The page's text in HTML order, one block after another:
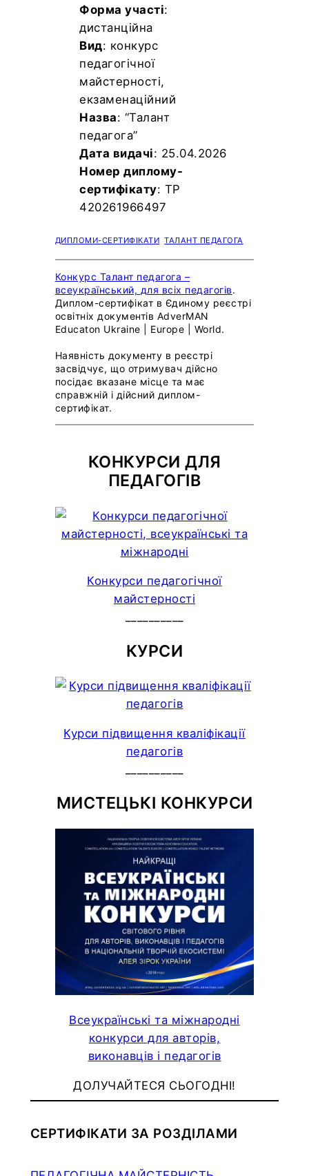
Форма участі:
дистанційна
Вид: конкурс
педагогічної
майстерності,
екзаменаційний
Назва: “Талант
педагога”
Дата видачі: 25.04.2026
Номер диплому-
сертифікату: TP
420261966497
ДИПЛОМИ-СЕРТИФІКАТИ ТАЛАНТ ПЕДАГОГА
Конкурс Талант педагога –
всеукраїнський, для всіх педагогів.
Диплом-сертифікат в Єдиному реєстрі
освітніх документів AdverMAN
Educaton Ukraine | Europe | World.
Наявність документу в реєстрі
засвідчує, що отримувач дійсно
посідає вказане місце та має
справжній і дійсний диплом-
сертифікат.
КОНКУРСИ ДЛЯ
ПЕДАГОГІВ
Конкурси педагогічної
майстерності
КУРСИ
Курси підвищення кваліфікації
педагогів
МИСТЕЦЬКІ КОНКУРСИ
Всеукраїнські та міжнародні
конкурси для авторів,
виконавців і педагогів
ДОЛУЧАЙТЕСЯ СЬОГОДНІ!
СЕРТИФІКАТИ ЗА РОЗДІЛАМИ